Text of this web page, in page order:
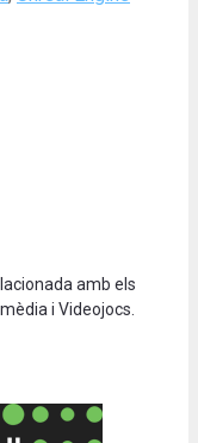
amb els
i Videojocs.